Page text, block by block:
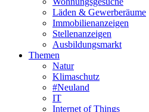
Läden & Gewerberäume
Immobilienanzeigen
Stellenanzeigen
Ausbildungsmarkt
Themen
Natur
Klimaschutz
#Neuland
IT
Internet of Things